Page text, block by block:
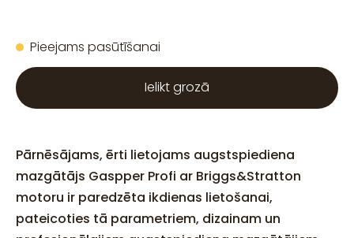
Pieejams pasūtīšanai
Ielikt grozā
Pārnēsājams, ērti lietojams augstspiediena
mazgātājs Gaspper Profi ar Briggs&Stratton
motoru ir paredzēta ikdienas lietošanai,
pateicoties tā parametriem, dizainam un